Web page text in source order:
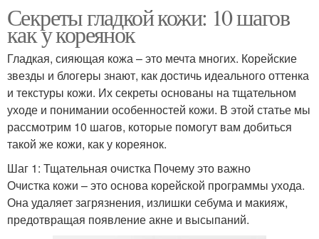
Секреты гладкой кожи: 10 шагов
как у кореянок
Гладкая, сияющая кожа – это мечта многих. Корейские
звезды и блогеры знают, как достичь идеального оттенка
и текстуры кожи. Их секреты основаны на тщательном
уходе и понимании особенностей кожи. В этой статье мы
рассмотрим 10 шагов, которые помогут вам добиться
такой же кожи, как у кореянок.
Шаг 1: Тщательная очистка Почему это важно
Очистка кожи – это основа корейской программы ухода.
Она удаляет загрязнения, излишки себума и макияж,
предотвращая появление акне и высыпаний.